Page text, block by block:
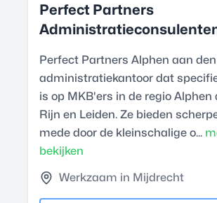
Perfect Partners
Perfect Partners Alphen aan
administratiekantoor dat
is op MKB'ers in de regio Alphen
Rijn en Leiden. Ze bieden
mede door de kleinschalige o...
bekijken
Werkzaam in Mijdrecht